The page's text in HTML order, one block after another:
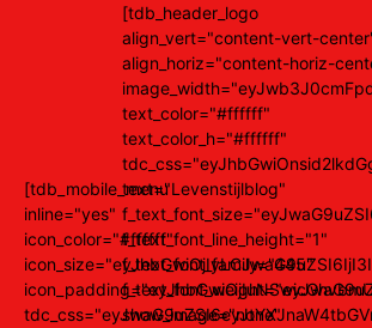
[tdb_mobile_menu
inline="yes"
icon_color="#ffffff"
[tdb_header_logo
align_vert="content-vert-
align_horiz="content-horiz-
text_color="#ffffff"
text_color_h="#ffffff"
text="Levenstijlblog"
f_text_font_line_height="1"
f_text_font_family="445"
show_image="none"